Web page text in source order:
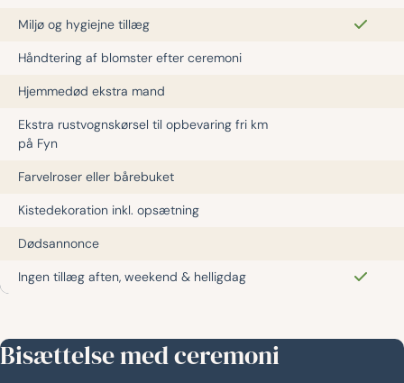
Miljø og hygiejne tillæg
Håndtering af blomster efter ceremoni
Hjemmedød ekstra mand
Ekstra rustvognskørsel til opbevaring fri km
på Fyn
Farvelroser eller bårebuket
Kistedekoration inkl. opsætning
Dødsannonce
Ingen tillæg aften, weekend & helligdag
Bisættelse med ceremoni